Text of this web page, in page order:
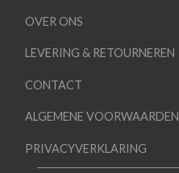
OVER ONS
LEVERING & RETOURNEREN
CONTACT
ALGEMENE VOORWAARDEN
PRIVACYVERKLARING